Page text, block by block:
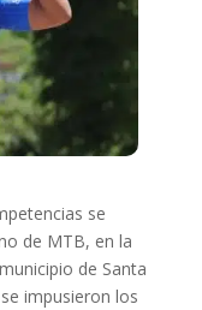
se
de MTB, en la
de Santa
impusieron los